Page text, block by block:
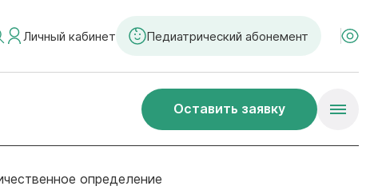
Личный кабинет Педиатрический абонемент
Оставить заявку
определение